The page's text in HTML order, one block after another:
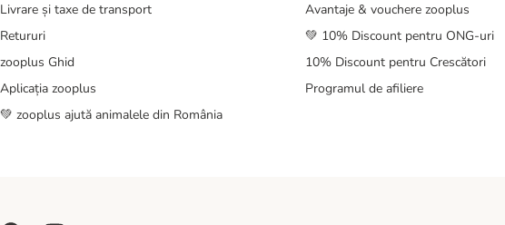
Livrare și taxe de transport
Retururi
zooplus Ghid
Aplicația zooplus
💚 zooplus ajută animalele din România
Avantaje & vouchere zooplus
💚 10% Discount pentru ONG-uri
10% Discount pentru Crescători
Programul de afiliere